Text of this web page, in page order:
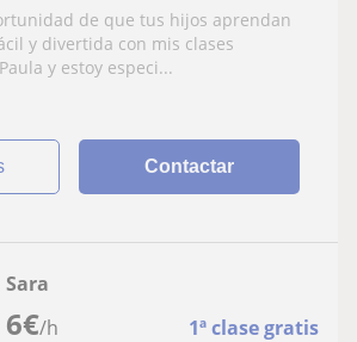
de que tus hijos aprendan
y divertida con mis clases
y estoy especi...
Contactar
6€/h 1ª clase gratis
Sara